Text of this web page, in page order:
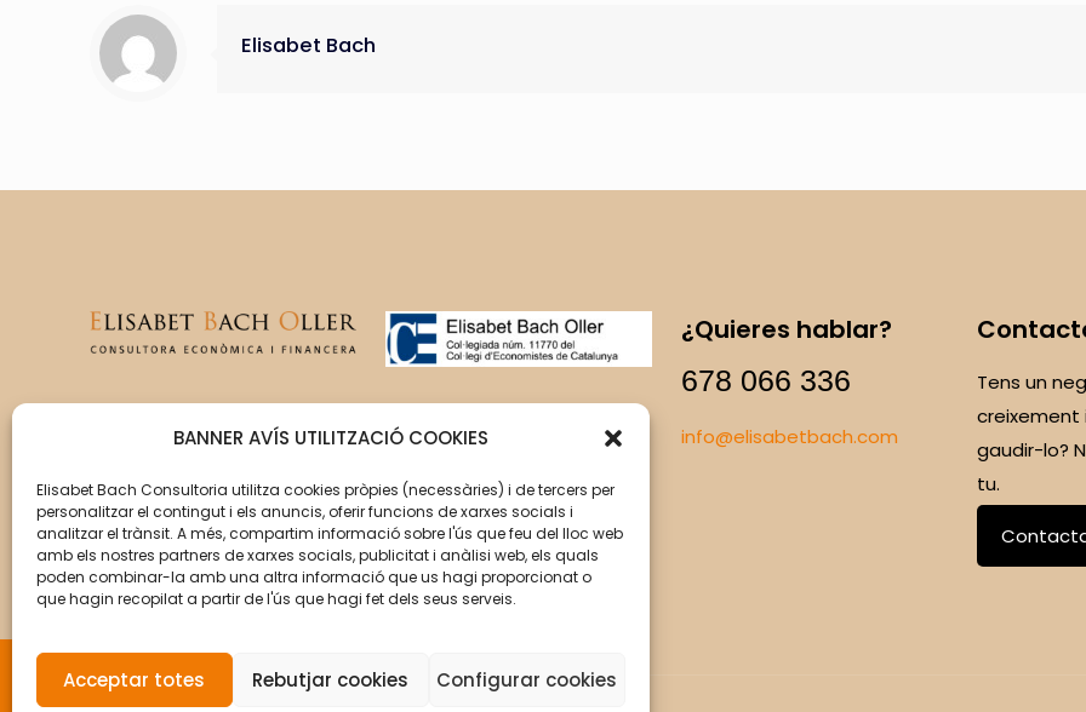
BANNER AVÍS UTILITZACIÓ COOKIES
Elisabet Bach Consultoria utilitza cookies pròpies (necessàries) i de tercers per
personalitzar el contingut i els anuncis, oferir funcions de xarxes socials i
analitzar el trànsit. A més, compartim informació sobre l'ús que feu del lloc web
amb els nostres partners de xarxes socials, publicitat i anàlisi web, els quals
poden combinar-la amb una altra informació que us hagi proporcionat o
que hagin recopilat a partir de l'ús que hagi fet dels seus serveis.
Acceptar totes Rebutjar cookies Configurar cookies
Elisabet Bach
del creixement de la teva
empresa perquè aquesta
assoleixi els seus objectius.
¿Quieres hablar?
678 066 336
info@elisabetbach.com
Tens un
creixement
gaudir-lo?
tu.